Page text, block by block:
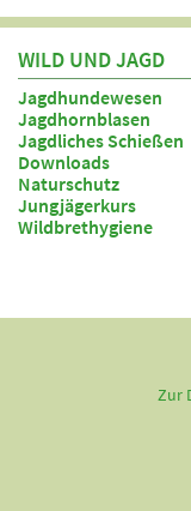
WILD UND JAGD
Jagdhundewesen
Jagdhornblasen
Jagdliches Schießen
Downloads
Naturschutz
Jungjägerkurs
Wildbrethygiene
Zur